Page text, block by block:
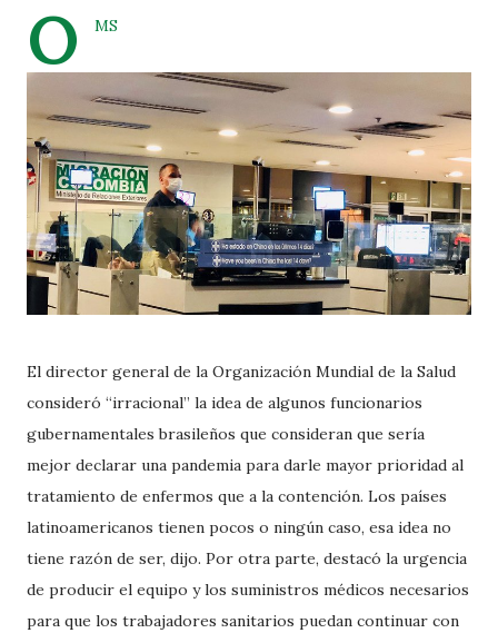
O MS
El director general de la Organización Mundial de la Salud
consideró “irracional” la idea de algunos funcionarios
gubernamentales brasileños que consideran que sería
mejor declarar una pandemia para darle mayor prioridad al
tratamiento de enfermos que a la contención. Los países
latinoamericanos tienen pocos o ningún caso, esa idea no
tiene razón de ser, dijo. Por otra parte, destacó la urgencia
de producir el equipo y los suministros médicos necesarios
para que los trabajadores sanitarios puedan continuar con